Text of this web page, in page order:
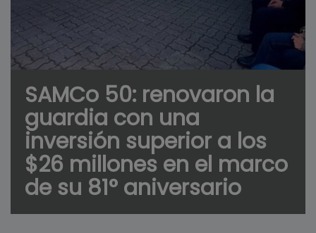
SAMCo 50: renovaron la
guardia con una
inversión superior a los
$26 millones en el marco
de su 81° aniversario